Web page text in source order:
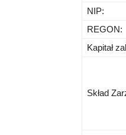
NIP:
REGON:
Kapitał
Skład